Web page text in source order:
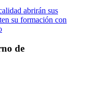
abrirán sus
su formación con
de